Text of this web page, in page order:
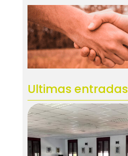
Ultimas entradas